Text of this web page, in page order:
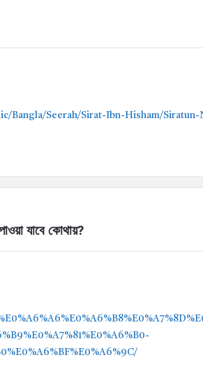
Bangla/Seerah/Sirat-Ibn-Hisham/
যাবে কোথায়?